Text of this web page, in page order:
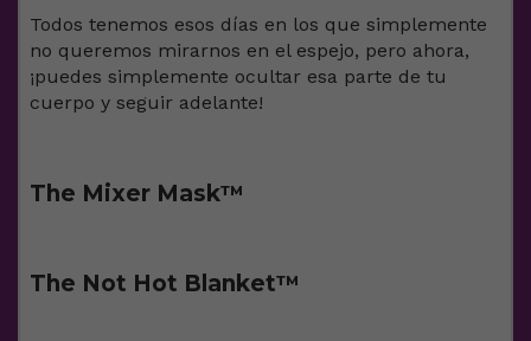
Todos tenemos esos días en los que simplemente
no queremos mirarnos en el espejo, pero ahora,
¡puedes simplemente ocultar esa parte de tu
cuerpo y seguir adelante!
The Mixer Mask™️
The Not Hot Blanket™️